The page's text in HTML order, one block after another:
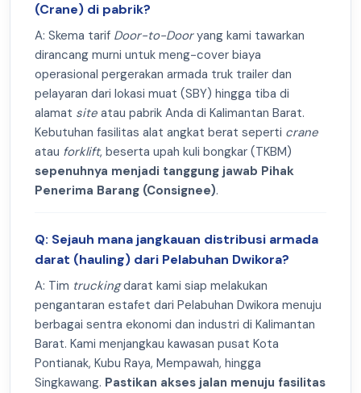
(Crane) di pabrik?
A: Skema tarif Door-to-Dooryang kami tawarkan
dirancang murni untuk meng-cover biaya
operasional pergerakan armada truk trailer dan
pelayaran dari lokasi muat (SBY) hingga tiba di
alamat site atau pabrik Anda di Kalimantan Barat.
Kebutuhan fasilitas alat angkat berat seperti crane
atau forklift, beserta upah kuli bongkar (TKBM)
sepenuhnya menjadi tanggung jawab Pihak
Penerima Barang (Consignee).
Q: Sejauh mana jangkauan distribusi armada
darat (hauling) dari Pelabuhan Dwikora?
A: Tim truckingdarat kami siap melakukan
pengantaran estafet dari Pelabuhan Dwikora menuju
berbagai sentra ekonomi dan industri di Kalimantan
Barat. Kami menjangkau kawasan pusat Kota
Pontianak, Kubu Raya, Mempawah, hingga
Singkawang. Pastikan akses jalan menuju fasilitas